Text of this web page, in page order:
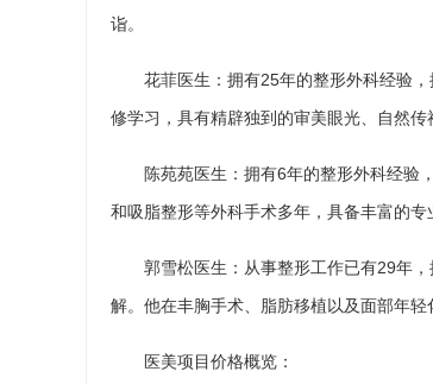
诣。
花菲医生：拥有25年的整形外科经验
修学习，具有精辟独到的审美眼光、自然传
陈苑苑医生：拥有6年的整形外科经验
和吸脂整形等外科手术多年，具备丰富的专
郭雪松医生：从事整形工作已有29年
解。他在丰胸手术、脂肪移植以及面部年轻
医美项目价格概览：